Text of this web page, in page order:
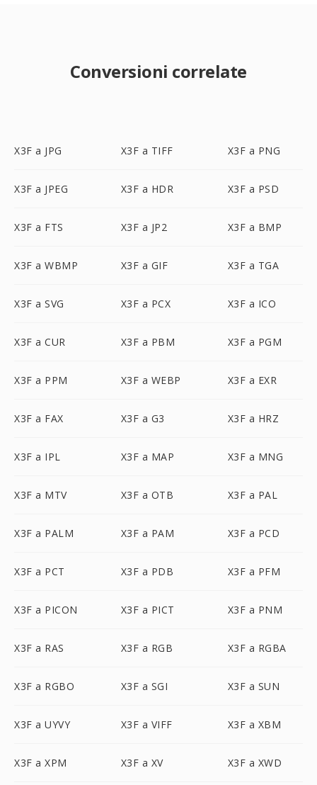
Conversioni correlate
X3F a JPG X3F a TIFF X3F a PNG
X3F a JPEG X3F a HDR X3F a PSD
X3F a FTS X3F a JP2 X3F a BMP
X3F a WBMP X3F a GIF X3F a TGA
X3F a SVG X3F a PCX X3F a ICO
X3F a CUR X3F a PBM X3F a PGM
X3F a PPM X3F a WEBP X3F a EXR
X3F a FAX X3F a G3 X3F a HRZ
X3F a IPL X3F a MAP X3F a MNG
X3F a MTV X3F a OTB X3F a PAL
X3F a PALM X3F a PAM X3F a PCD
X3F a PCT X3F a PDB X3F a PFM
X3F a PICON X3F a PICT X3F a PNM
X3F a RAS X3F a RGB X3F a RGBA
X3F a RGBO X3F a SGI X3F a SUN
X3F a UYVY X3F a VIFF X3F a XBM
X3F a XPM X3F a XV X3F a XWD